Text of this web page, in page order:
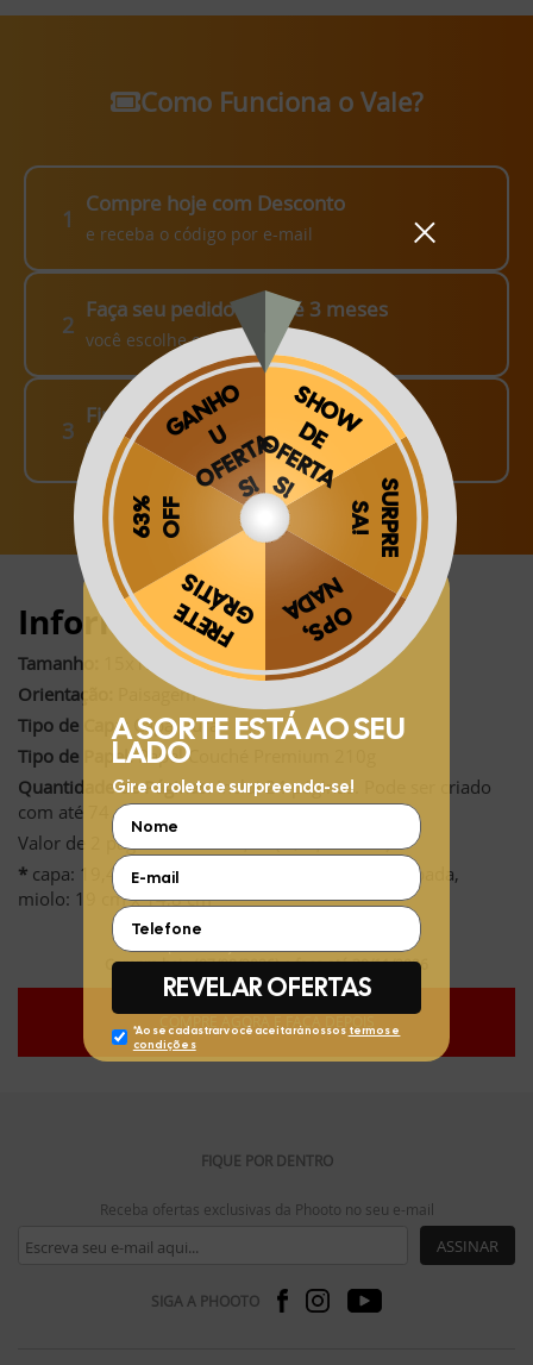
Como Funciona o Vale?
1
Compre hoje com Desconto
e receba o código por e-mail
2
Faça seu pedido em até 3 meses
você escolhe como fazer!
3
Finalize o seu Pedido!
pague o Frete e receba em sua casa
Informações:
Tamanho:
15x19 cm (fechado)*
Orientação:
Paisagem
Tipo de Capa:Capa Dura
Tipo de Papel:Papel Couché Premium 210g
Quantidade de Páginas:Inclui 24 páginas. Pode ser criado
com até 74 páginas.
Valor de 2 páginas extras: 9,72 (R$ 4,86 cada)
* capa: 19,4 cm x 15,3 cm e 0,8 a 1,2 cm de lombada,
miolo: 19 cm x 14,8 cm
Compre hoje (07/08/2026) e faça até 30/11/2026
COMPRE AGORA E FAÇA DEPOIS
FIQUE POR DENTRO
Receba ofertas exclusivas da Phooto no seu e-mail
ASSINAR
Obrigado por se cadastrar na
Aproveite e receba as novidades e ofertas exclusivas da
SIGA A PHOOTO